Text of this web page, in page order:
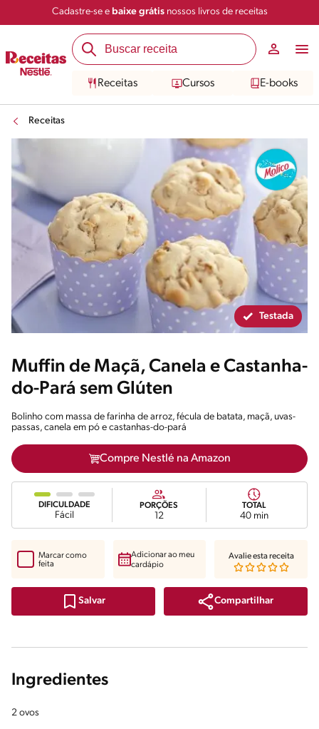
Cadastre-se e baixe grátisnossos livros de receitas
Receitas Cursos E-books
Receitas
Salvar Compartilhar
Testada
Muffin de Maçã, Canela e Castanha-
do-Pará sem Glúten
Bolinho com massa de farinha de arroz, fécula de batata, maçã, uvas-
passas, canela em pó e castanhas-do-pará
Compre Nestlé na Amazon
DIFICULDADE
Fácil
PORÇÕES
12
TOTAL
40 min
Salvar Compartilhar
Marcar como
feita
Adicionar ao meu
cardápio
Avalie esta receita
Ingredientes
2 ovos